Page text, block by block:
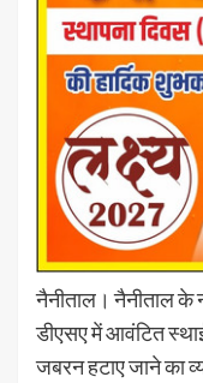
नैनीताल। नैनीताल के
डीएसए में आवंटित
जबरन हटाए जाने का